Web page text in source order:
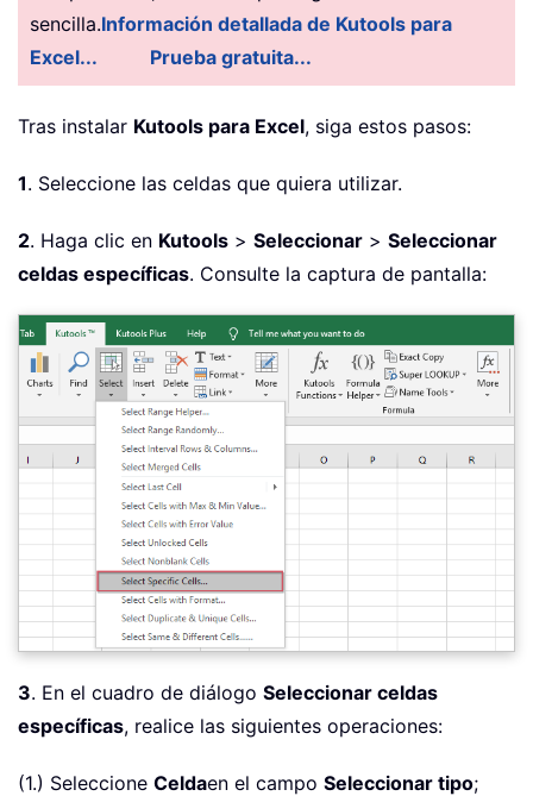
sencilla.Información detallada de Kutools para
Excel...
Prueba gratuita...
Tras instalar Kutools para Excel, siga estos pasos:
1. Seleccione las celdas que quiera utilizar.
2. Haga clic en Kutools > Seleccionar > Seleccionar
celdas específicas. Consulte la captura de pantalla:
3. En el cuadro de diálogo Seleccionar celdas
específicas, realice las siguientes operaciones:
(1.) Seleccione Celdaen el campo Seleccionar tipo;